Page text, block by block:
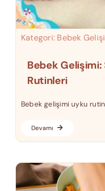
Kategori: Bebek
Bebek
Rutinleri
Bebek gelişimi uyku
Devamı